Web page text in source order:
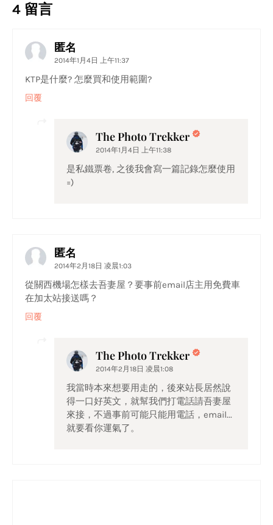
4 留言
匿名
2014年1月4日 上午11:37
KTP是什麼? 怎麼買和使用範圍?
回覆
The Photo Trekker
2014年1月4日 上午11:38
是私鐵票卷, 之後我會寫一篇記錄怎麼使用
=)
匿名
2014年2月18日 凌晨1:03
從關西機場怎樣去吾妻屋？要事前email店主用免費車
在加太站接送嗎？
回覆
The Photo Trekker
2014年2月18日 凌晨1:08
我當時本來想要用走的，後來站長居然說
得一口好英文，就幫我們打電話請吾妻屋
來接，不過事前可能只能用電話，email...
就要看你運氣了。